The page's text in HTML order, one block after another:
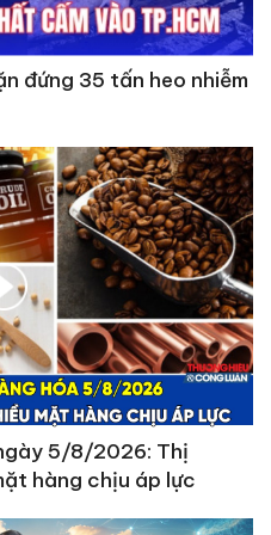
đứng 35 tấn heo nhiễm
5/8/2026: Thị
hàng chịu áp lực